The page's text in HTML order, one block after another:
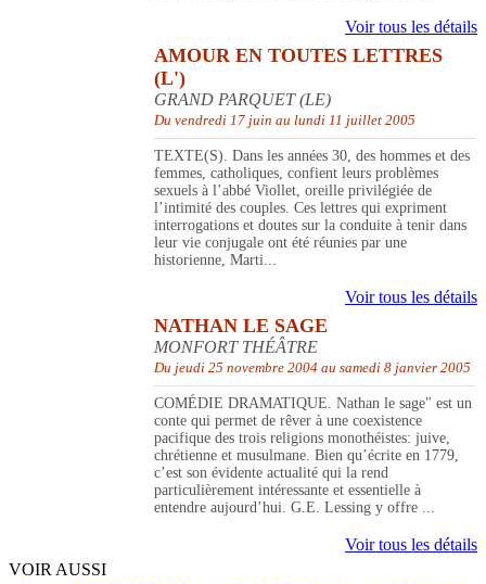
Voir tous les détails
AMOUR EN TOUTES LETTRES
(L')
GRAND PARQUET (LE)
Du vendredi 17 juin au lundi 11 juillet 2005
TEXTE(S). Dans les années 30, des hommes et des
femmes, catholiques, confient leurs problèmes
sexuels à l’abbé Viollet, oreille privilégiée de
l’intimité des couples. Ces lettres qui expriment
interrogations et doutes sur la conduite à tenir dans
leur vie conjugale ont été réunies par une
historienne, Marti...
Voir tous les détails
NATHAN LE SAGE
MONFORT THÉÂTRE
Du jeudi 25 novembre 2004 au samedi 8 janvier 2005
COMÉDIE DRAMATIQUE. Nathan le sage" est un
conte qui permet de rêver à une coexistence
pacifique des trois religions monothéistes: juive,
chrétienne et musulmane. Bien qu’écrite en 1779,
c’est son évidente actualité qui la rend
particulièrement intéressante et essentielle à
entendre aujourd’hui. G.E. Lessing y offre ...
Voir tous les détails
VOIR AUSSI